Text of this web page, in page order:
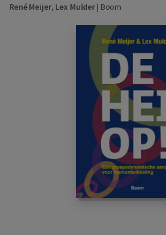
René Meijer, Lex Mulder | Boom